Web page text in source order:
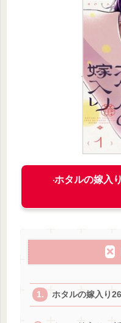
ホタルの嫁入
ホタルの嫁入り